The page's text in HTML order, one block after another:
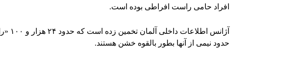
افراد حامی راست افراطی بوده است.
حدود نیمی از آنها بطور بالقوه خشن هستند.